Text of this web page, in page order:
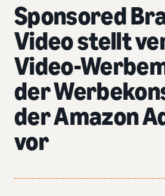
Sponsored
Video stellt
Video-
der
der Amazon
vor